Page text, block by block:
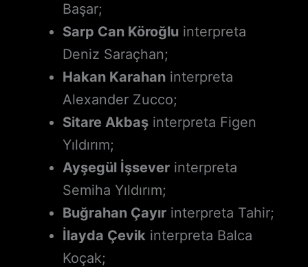
Başar;
Sarp Can Köroğluinterpreta
Deniz Saraçhan;
Hakan Karahaninterpreta
Alexander Zucco;
Sitare Akbaşinterpreta Figen
Yıldırım;
Ayşegül İşseverinterpreta
Semiha Yıldırım;
Buğrahan Çayırinterpreta Tahir;
İlayda Çevik interpreta Balca
Koçak;